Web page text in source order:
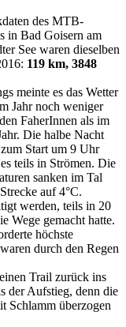
des MTB-
in Bad Goisern am
See waren dieselben
119 km, 3848
meinte es das Wetter
Jahr noch weniger
FaherInnen als im
Die halbe Nacht
Start um 9 Uhr
teils in Strömen. Die
sanken im Tal
auf 4°C.
werden, teils in 20
Wege gemacht hatte.
höchste
durch den Regen
Trail zurück ins
der Aufstieg, denn die
Schlamm überzogen